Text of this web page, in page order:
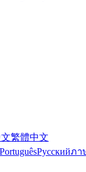
繁體中文
PortuguêsРусскийภา